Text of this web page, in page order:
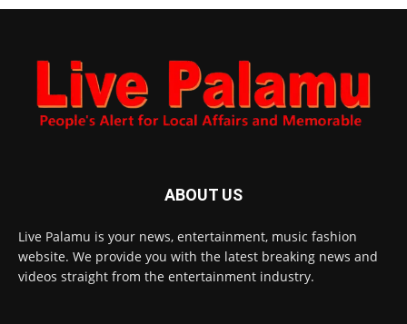
ABOUT US
Live Palamu is your news, entertainment, music fashion
website. We provide you with the latest breaking news and
videos straight from the entertainment industry.